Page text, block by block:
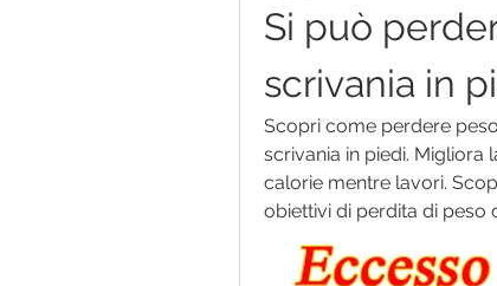
Si può
scrivania in
Scopri come perdere
scrivania in piedi.
calorie mentre lavori.
obiettivi di perdita di peso